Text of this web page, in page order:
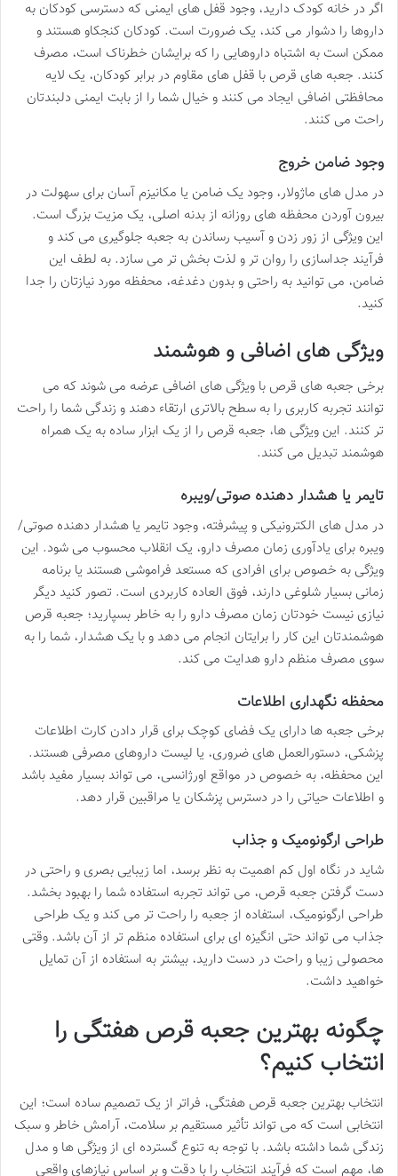
اگر در خانه کودک دارید، وجود قفل های ایمنی که دسترسی کودکان به
داروها را دشوار می کند، یک ضرورت است. کودکان کنجکاو هستند و
ممکن است به اشتباه داروهایی را که برایشان خطرناک است، مصرف
کنند. جعبه های قرص با قفل های مقاوم در برابر کودکان، یک لایه
محافظتی اضافی ایجاد می کنند و خیال شما را از بابت ایمنی دلبندتان
راحت می کنند.
وجود ضامن خروج
در مدل های ماژولار، وجود یک ضامن یا مکانیزم آسان برای سهولت در
بیرون آوردن محفظه های روزانه از بدنه اصلی، یک مزیت بزرگ است.
این ویژگی از زور زدن و آسیب رساندن به جعبه جلوگیری می کند و
فرآیند جداسازی را روان تر و لذت بخش تر می سازد. به لطف این
ضامن، می توانید به راحتی و بدون دغدغه، محفظه مورد نیازتان را جدا
کنید.
ویژگی های اضافی و هوشمند
برخی جعبه های قرص با ویژگی های اضافی عرضه می شوند که می
توانند تجربه کاربری را به سطح بالاتری ارتقاء دهند و زندگی شما را راحت
تر کنند. این ویژگی ها، جعبه قرص را از یک ابزار ساده به یک همراه
هوشمند تبدیل می کنند.
تایمر یا هشدار دهنده صوتی/ویبره
در مدل های الکترونیکی و پیشرفته، وجود تایمر یا هشدار دهنده صوتی/
ویبره برای یادآوری زمان مصرف دارو، یک انقلاب محسوب می شود. این
ویژگی به خصوص برای افرادی که مستعد فراموشی هستند یا برنامه
زمانی بسیار شلوغی دارند، فوق العاده کاربردی است. تصور کنید دیگر
نیازی نیست خودتان زمان مصرف دارو را به خاطر بسپارید؛ جعبه قرص
هوشمندتان این کار را برایتان انجام می دهد و با یک هشدار، شما را به
سوی مصرف منظم دارو هدایت می کند.
محفظه نگهداری اطلاعات
برخی جعبه ها دارای یک فضای کوچک برای قرار دادن کارت اطلاعات
پزشکی، دستورالعمل های ضروری، یا لیست داروهای مصرفی هستند.
این محفظه، به خصوص در مواقع اورژانسی، می تواند بسیار مفید باشد
و اطلاعات حیاتی را در دسترس پزشکان یا مراقبین قرار دهد.
طراحی ارگونومیک و جذاب
شاید در نگاه اول کم اهمیت به نظر برسد، اما زیبایی بصری و راحتی در
دست گرفتن جعبه قرص، می تواند تجربه استفاده شما را بهبود بخشد.
طراحی ارگونومیک، استفاده از جعبه را راحت تر می کند و یک طراحی
جذاب می تواند حتی انگیزه ای برای استفاده منظم تر از آن باشد. وقتی
محصولی زیبا و راحت در دست دارید، بیشتر به استفاده از آن تمایل
خواهید داشت.
چگونه بهترین جعبه قرص هفتگی را
انتخاب کنیم؟
انتخاب بهترین جعبه قرص هفتگی، فراتر از یک تصمیم ساده است؛ این
انتخابی است که می تواند تأثیر مستقیم بر سلامت، آرامش خاطر و سبک
زندگی شما داشته باشد. با توجه به تنوع گسترده ای از ویژگی ها و مدل
ها، مهم است که فرآیند انتخاب را با دقت و بر اساس نیازهای واقعی